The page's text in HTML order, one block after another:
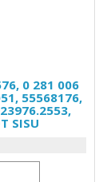
0 281 006
55568176,
SISU